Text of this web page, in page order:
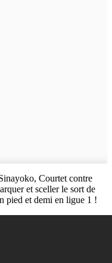
Courtet contre
et sceller le sort de
pied et demi en ligue 1 !